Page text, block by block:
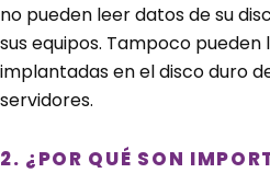
no pueden leer datos de su
sus equipos. Tampoco pueden
implantadas en el disco duro
servidores.
2. ¿POR QUÉ SON